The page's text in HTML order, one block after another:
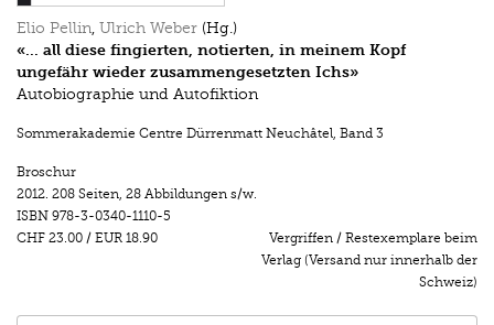
Elio Pellin Ulrich Weber (Hg.)
«... all diese fingierten, notierten, in meinem Kopf
ungefähr wieder zusammengesetzten Ichs»
Autobiographie und Autofiktion
Sommerakademie Centre Dürrenmatt Neuchâtel, Band 3
Broschur
2012. 208 Seiten, 28 Abbildungen s/w.
ISBN 978-3-0340-1110-5
CHF 23.00 / EUR 18.90
Vergriffen / Restexemplare beim
Verlag (Versand nur innerhalb der
Schweiz)